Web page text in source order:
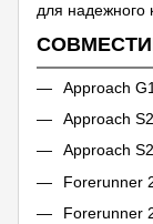
для надежного
Approach
Approach
Approach
Forerunner
Forerunner